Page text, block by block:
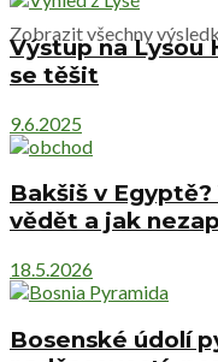
Zobrazit všechny
Výstup na Lysou
se těšit
9.6.2025
Bakšiš v
vědět a jak
18.5.2026
Bosenské údolí